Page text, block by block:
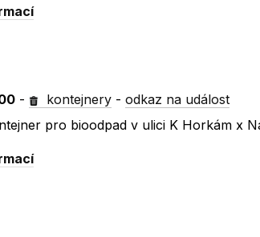
- kontejnery -odkaz na událost
pro bioodpad v ulici K Horkám x